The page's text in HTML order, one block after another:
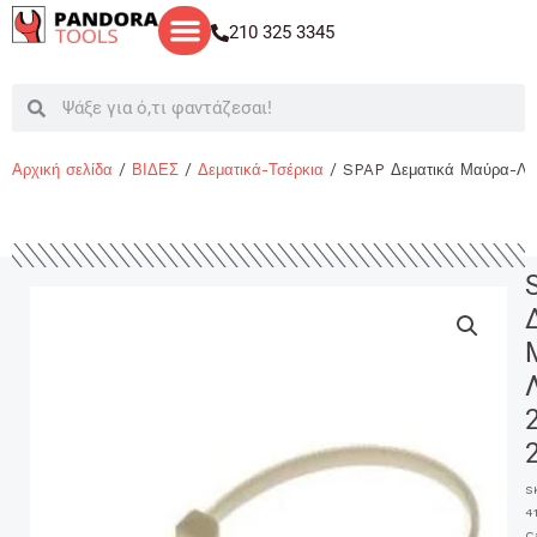
Μετάβαση
στο
210 325 3345
SearchSearch
Αρχική σελίδα / ΒΙΔΕΣ / Δεματικά-Τσέρκια / SPAP Δεματικά Μαύρα-